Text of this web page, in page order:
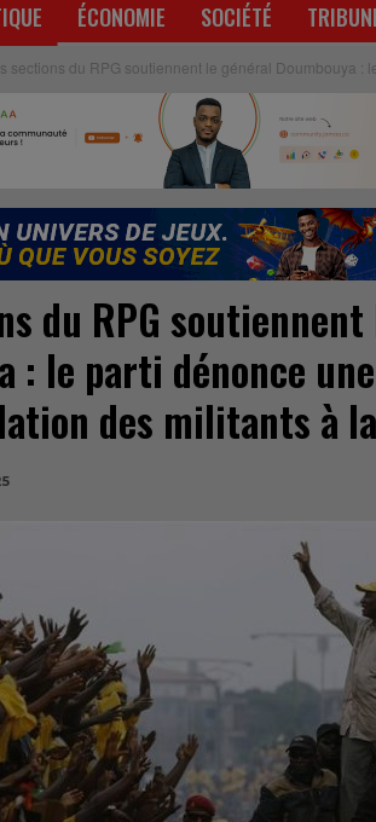
ÉCONOMIE SOCIÉTÉ
sections du RPG soutiennent le général Doumbouya :
du RPG
: le parti dénonce
des militants à la